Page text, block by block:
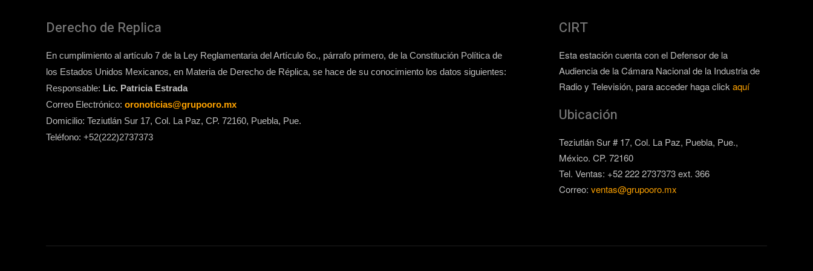
Derecho de Replica
En cumplimiento al artículo 7 de la Ley Reglamentaria del Artículo 6o., párrafo primero, de la Constitución Política de
los Estados Unidos Mexicanos, en Materia de Derecho de Réplica, se hace de su conocimiento los datos siguientes:
Responsable: Lic. Patricia Estrada
Correo Electrónico: oronoticias@grupooro.mx
Domicilio: Teziutlán Sur 17, Col. La Paz, CP. 72160, Puebla, Pue.
Teléfono: +52(222)2737373
CIRT
Esta estación cuenta con el Defensor de la
Audiencia de la Cámara Nacional de la Industria de
Radio y Televisión, para acceder haga clickaquí
Ubicación
Teziutlán Sur # 17, Col. La Paz, Puebla, Pue.,
México. CP. 72160
Tel. Ventas: +52 222 2737373 ext. 366
Correo: ventas@grupooro.mx